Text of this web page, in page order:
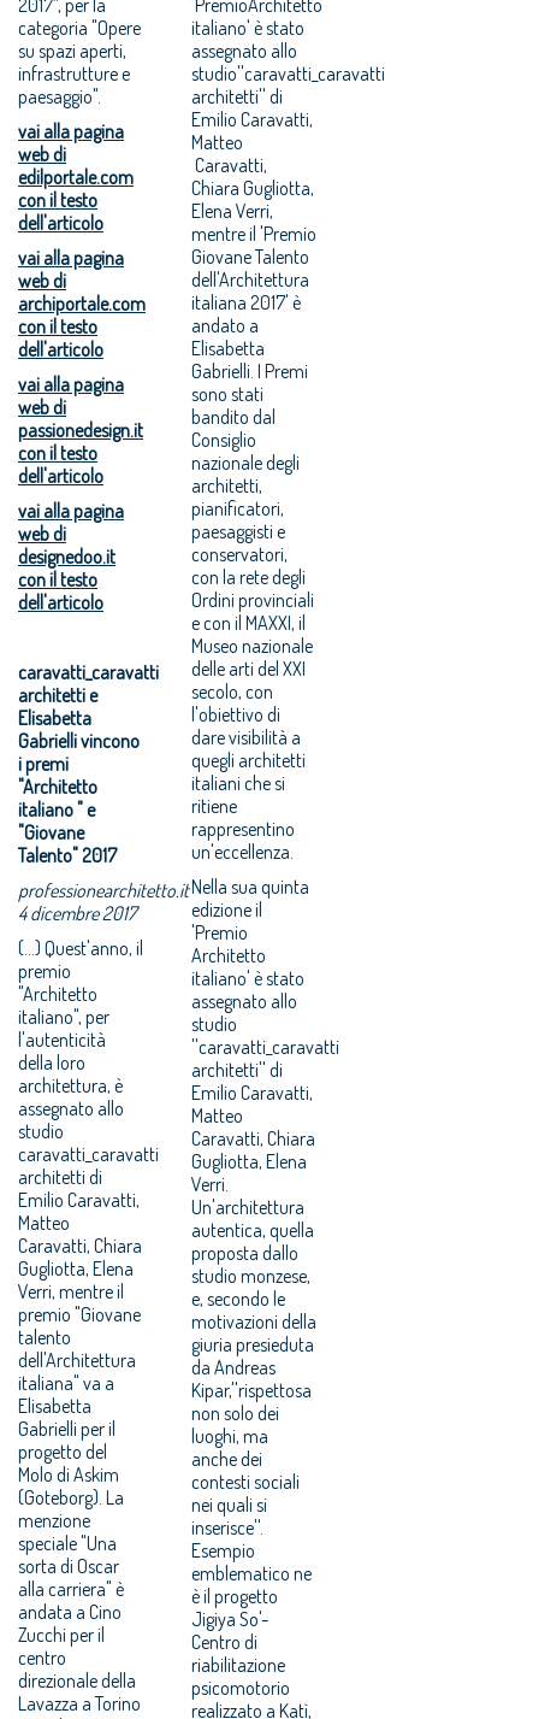
categoria "Opere
su spazi aperti,
infrastrutture e
paesaggio".
vai alla pagina
web di
edilportale.com
con il testo
dell'articolo
vai alla pagina
web di
archiportale.com
con il testo
dell'articolo
vai alla pagina
web di
passionedesign.it
con il testo
dell'articolo
vai alla pagina
web di
designedoo.it
con il testo
dell'articolo
caravatti_caravatti
architetti e
Elisabetta
Gabrielli vincono
i premi
"Architetto
italiano " e
"Giovane
Talento" 2017
professionearchitetto.it
4 dicembre 2017
(...) Quest'anno, il
premio
"Architetto
italiano", per
l'autenticità
della loro
architettura, è
assegnato allo
studio
caravatti_caravatti
architetti di
Emilio Caravatti,
Matteo
Caravatti, Chiara
Gugliotta, Elena
Verri, mentre il
premio "Giovane
talento
dell'Architettura
italiana" va a
Elisabetta
Gabrielli per il
progetto del
Molo di Askim
(Goteborg). La
menzione
speciale "Una
sorta di Oscar
alla carriera" è
andata a Cino
Zucchi per il
centro
direzionale della
Lavazza a Torino
italiano' è stato
assegnato allo
studio''caravatti_caravatti
architetti'' di
Emilio Caravatti,
Matteo
Caravatti,
Chiara Gugliotta,
Elena Verri,
mentre il 'Premio
Giovane Talento
dell'Architettura
italiana 2017' è
andato a
Elisabetta
Gabrielli. I Premi
sono stati
bandito dal
Consiglio
nazionale degli
architetti,
pianificatori,
paesaggisti e
conservatori,
con la rete degli
Ordini provinciali
e con il MAXXI, il
Museo nazionale
delle arti del XXI
secolo, con
l'obiettivo di
dare visibilità a
quegli architetti
italiani che si
ritiene
rappresentino
un'eccellenza.
Nella sua quinta
edizione il
'Premio
Architetto
italiano' è stato
assegnato allo
studio
''caravatti_caravatti
architetti'' di
Emilio Caravatti,
Matteo
Caravatti, Chiara
Gugliotta, Elena
Verri.
Un'architettura
autentica, quella
proposta dallo
studio monzese,
e, secondo le
motivazioni della
giuria presieduta
da Andreas
Kipar,''rispettosa
non solo dei
luoghi, ma
anche dei
contesti sociali
nei quali si
inserisce''.
Esempio
emblematico ne
è il progetto
Jigiya So'-
Centro di
riabilitazione
psicomotorio
realizzato a Katì,